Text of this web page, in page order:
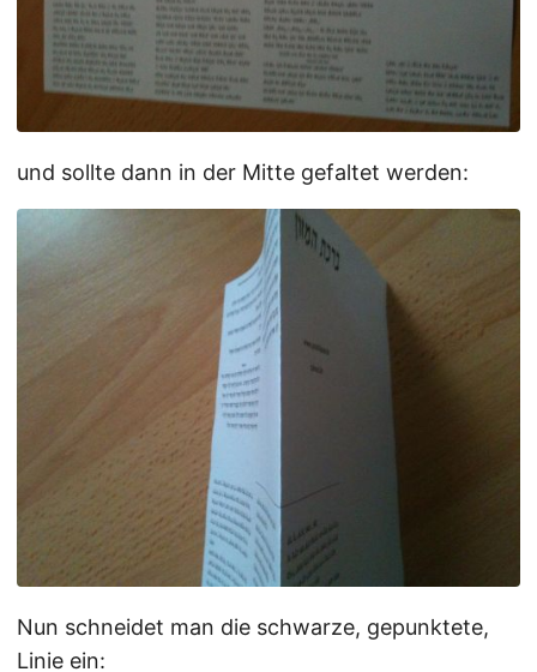
und sollte dann in der Mitte gefaltet werden:
Nun schneidet man die schwarze, gepunktete,
Linie ein: